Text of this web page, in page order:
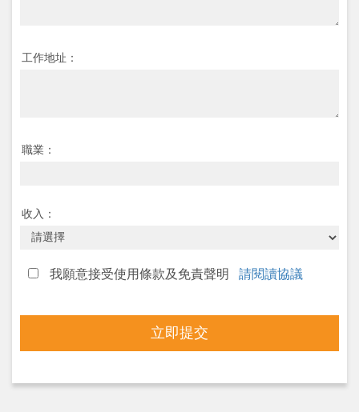
工作地址：
職業：
收入：
我願意接受使用條款及免責聲明 請閱讀協議